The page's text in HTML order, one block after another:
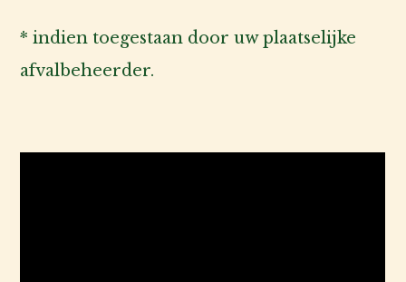
* indien toegestaan door uw plaatselijke
afvalbeheerder.